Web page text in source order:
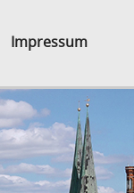
Impressum